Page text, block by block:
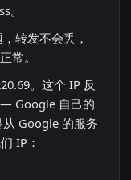
转发不会丢，
常。
。这个 IP 反
Google 自己的
Google 的服务
IP：